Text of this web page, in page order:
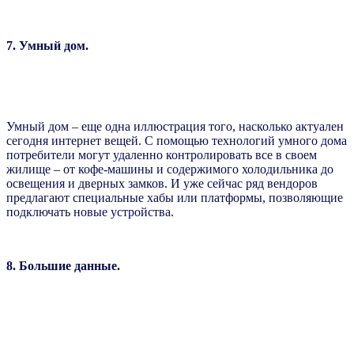
7. Умный дом.
Умный дом – еще одна иллюстрация того, насколько актуален
сегодня интернет вещей. С помощью технологий умного дома
потребители могут удаленно контролировать все в своем
жилище – от кофе-машины и содержимого холодильника до
освещения и дверных замков. И уже сейчас ряд вендоров
предлагают специальные хабы или платформы, позволяющие
подключать новые устройства.
8. Большие данные.